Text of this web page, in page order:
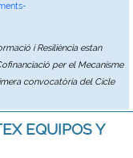
i Resiliència estan
per el Mecanisme
convocatòria del Cicle
EQUIPOS Y